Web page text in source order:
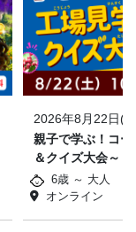
2026年8月22日(
親子で学ぶ！コ
＆クイズ大会～
6歳 ～ 大人
オンライン